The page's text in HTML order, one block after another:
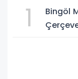
1
Bingöl